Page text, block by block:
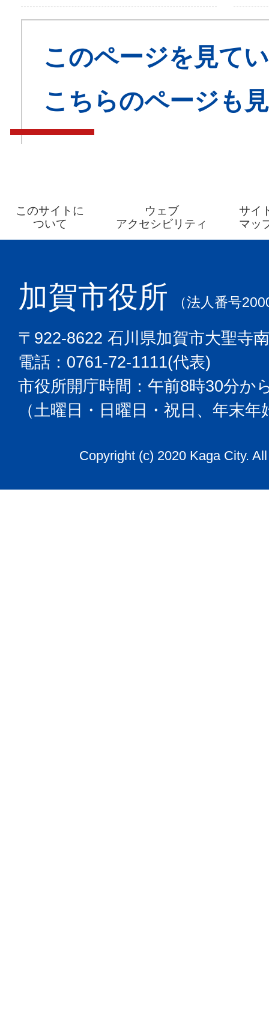
このページを見て
こちらのページも
このサイトに
ついて
ウェブ
アクセシビリティ
サイ
マッ
加賀市役所 （法人番号
〒922-8622 石川県加賀市大聖寺
電話：0761-72-1111(代表)
市役所開庁時間：午前8時30分か
（土曜日・日曜日・祝日、年末
Copyright (c) 2020 Kaga City.